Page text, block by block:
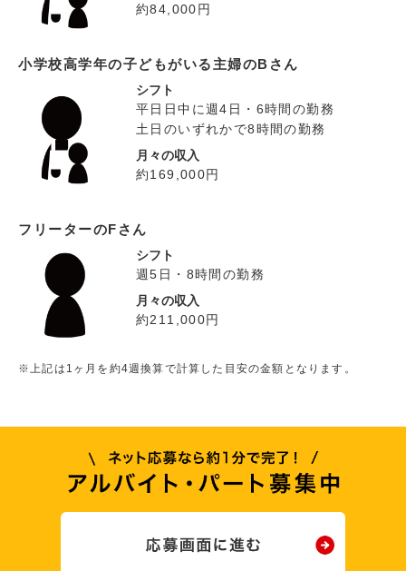
約84,000円
小学校高学年の子どもがいる主婦のBさん
シフト
平日日中に週4日・6時間の勤務
土日のいずれかで8時間の勤務
月々の収入
約169,000円
フリーターのFさん
シフト
週5日・8時間の勤務
月々の収入
約211,000円
※上記は1ヶ月を約4週換算で計算した目安の金額となります。